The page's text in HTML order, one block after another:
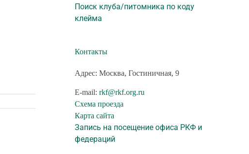
Поиск клуба/питомника по коду
клейма
Контакты
Адрес: Москва, Гостиничная, 9
E-mail: rkf@rkf.org.ru
Схема проезда
Карта сайта
Запись на посещение офиса РКФ и
федераций